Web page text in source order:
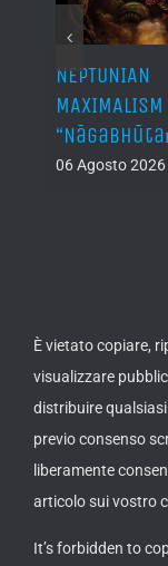
NEPTUNIAN
06 Agosto 2026
È vietato copiare,
visualizzare
distribuire
previo consenso
liberamente
articolo sui vostro
It’s forbidden to